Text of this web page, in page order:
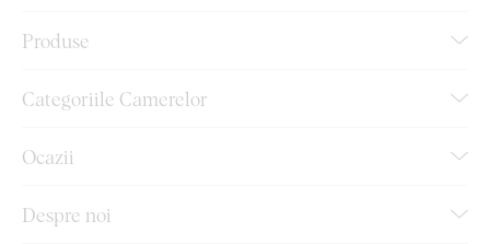
Produse
Categoriile Camerelor
Ocazii
Despre noi